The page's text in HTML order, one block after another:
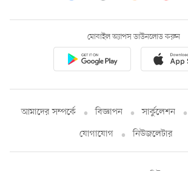
মোবাইল অ্যাপস ডাউনলোড করুন
আমাদের সম্পর্কে বিজ্ঞাপন সার্কুলেশন
যোগাযোগ
নিউজলেটার